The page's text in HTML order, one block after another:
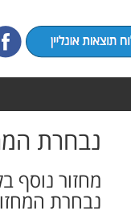
נבחרת המחזור ה־20
מחזור נוסף
נבחרת